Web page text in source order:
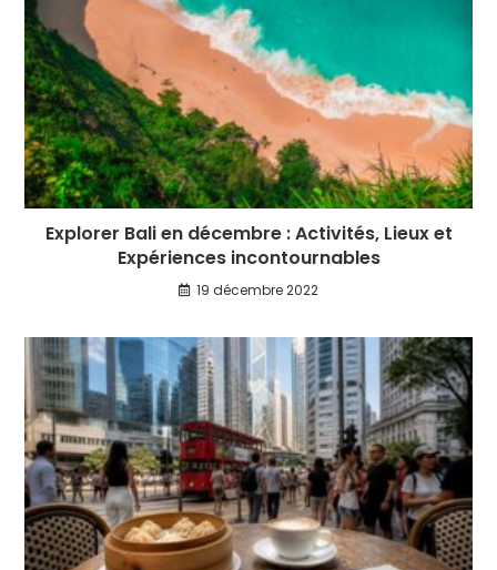
Explorer Bali en décembre : Activités, Lieux et
Expériences incontournables
19 décembre 2022